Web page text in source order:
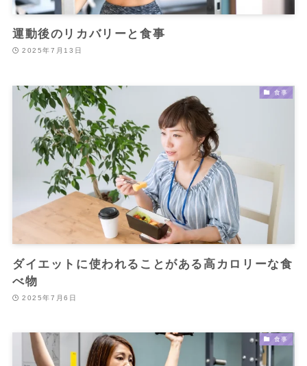
運動後のリカバリーと食事
2025年7月13日
食事
ダイエットに使われることがある高カロリーな食
べ物
2025年7月6日
食事